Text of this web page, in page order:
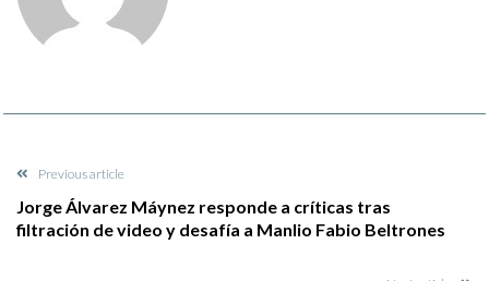
Previous article
Jorge Álvarez Máynez responde a críticas tras
filtración de video y desafía a Manlio Fabio Beltrones